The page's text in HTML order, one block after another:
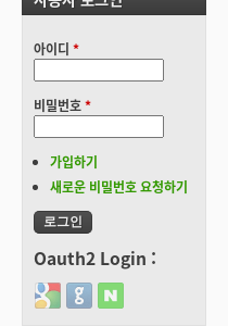
아이디 *
비밀번호*
가입하기
새로운 비밀번호 요청하기
Oauth2 Login :
Login with Google
Login with GitHub
Login with Naver